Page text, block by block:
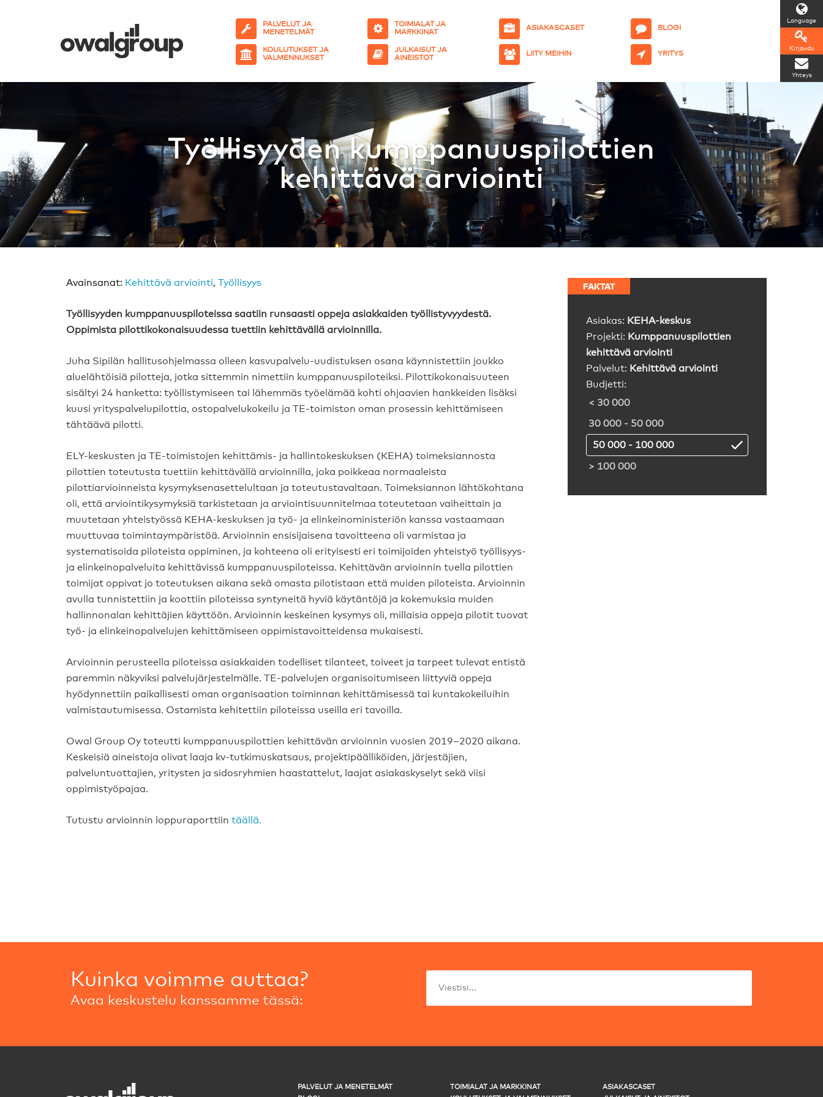
Language
Kirjaudu
Yhteys
PALVELUT JA
MENETELMÄT
TOIMIALAT JA
MARKKINAT
ASIAKASCASET BLOGI
KOULUTUKSET JA
VALMENNUKSET
JULKAISUT JA
AINEISTOT
LIITY MEIHIN YRITYS
Työllisyyden kumppanuuspilottien
kehittävä arviointi
FAKTAT
Asiakas: KEHA-keskus
Projekti: Kumppanuuspilottien
kehittävä arviointi
Palvelut: Kehittävä arviointi
Budjetti:
< 30 000
30 000 - 50 000
50 000 - 100 000
> 100 000
Avainsanat: Kehittävä arviointi, Työllisyys
Työllisyyden kumppanuuspiloteissa saatiin runsaasti oppeja asiakkaiden työllistyvyydestä.
Oppimista pilottikokonaisuudessa tuettiin kehittävällä arvioinnilla.
Juha Sipilän hallitusohjelmassa olleen kasvupalvelu-uudistuksen osana käynnistettiin joukko
aluelähtöisiä pilotteja, jotka sittemmin nimettiin kumppanuuspiloteiksi. Pilottikokonaisuuteen
sisältyi 24 hanketta: työllistymiseen tai lähemmäs työelämää kohti ohjaavien hankkeiden lisäksi
kuusi yrityspalvelupilottia, ostopalvelukokeilu ja TE-toimiston oman prosessin kehittämiseen
tähtäävä pilotti.
ELY-keskusten ja TE-toimistojen kehittämis- ja hallintokeskuksen (KEHA) toimeksiannosta
pilottien toteutusta tuettiin kehittävällä arvioinnilla, joka poikkeaa normaaleista
pilottiarvioinneista kysymyksenasettelultaan ja toteutustavaltaan. Toimeksiannon lähtökohtana
oli, että arviointikysymyksiä tarkistetaan ja arviointisuunnitelmaa toteutetaan vaiheittain ja
muutetaan yhteistyössä KEHA-keskuksen ja työ- ja elinkeinoministeriön kanssa vastaamaan
muuttuvaa toimintaympäristöä. Arvioinnin ensisijaisena tavoitteena oli varmistaa ja
systematisoida piloteista oppiminen, ja kohteena oli erityisesti eri toimijoiden yhteistyö työllisyys-
ja elinkeinopalveluita kehittävissä kumppanuuspiloteissa. Kehittävän arvioinnin tuella pilottien
toimijat oppivat jo toteutuksen aikana sekä omasta pilotistaan että muiden piloteista. Arvioinnin
avulla tunnistettiin ja koottiin piloteissa syntyneitä hyviä käytäntöjä ja kokemuksia muiden
hallinnonalan kehittäjien käyttöön. Arvioinnin keskeinen kysymys oli, millaisia oppeja pilotit tuovat
työ- ja elinkeinopalvelujen kehittämiseen oppimistavoitteidensa mukaisesti.
Arvioinnin perusteella piloteissa asiakkaiden todelliset tilanteet, toiveet ja tarpeet tulevat entistä
paremmin näkyviksi palvelujärjestelmälle. TE-palvelujen organisoitumiseen liittyviä oppeja
hyödynnettiin paikallisesti oman organisaation toiminnan kehittämisessä tai kuntakokeiluihin
valmistautumisessa. Ostamista kehitettiin piloteissa useilla eri tavoilla.
Owal Group Oy toteutti kumppanuuspilottien kehittävän arvioinnin vuosien 2019–2020 aikana.
Keskeisiä aineistoja olivat laaja kv-tutkimuskatsaus, projektipäälliköiden, järjestäjien,
palveluntuottajien, yritysten ja sidosryhmien haastattelut, laajat asiakaskyselyt sekä viisi
oppimistyöpajaa.
Tutustu arvioinnin loppuraporttiin täällä.
Kuinka voimme auttaa?
Avaa keskustelu kanssamme tässä:
PALVELUT JA MENETELMÄT TOIMIALAT JA MARKKINAT
ASIAKASCASET